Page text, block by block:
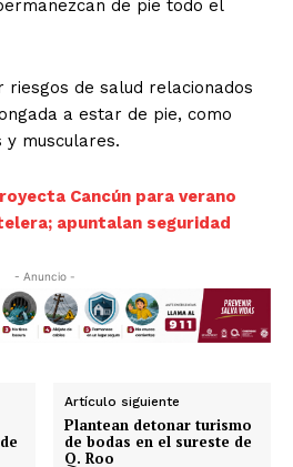
de pie todo el
riesgos de salud relacionados
a estar de pie, como
musculares.
Cancún para verano
apuntalan seguridad
- Anuncio -
Artículo siguiente
Plantean detonar turismo
de bodas en el sureste de
Q. Roo